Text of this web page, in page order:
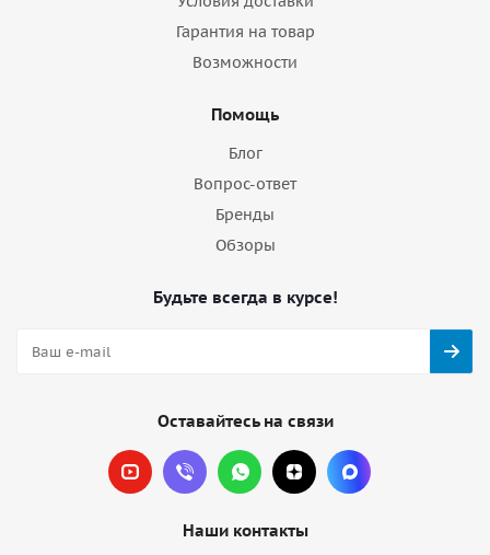
Гарантия на товар
Возможности
Помощь
Блог
Вопрос-ответ
Бренды
Обзоры
Будьте всегда в курсе!
Оставайтесь на связи
Наши контакты